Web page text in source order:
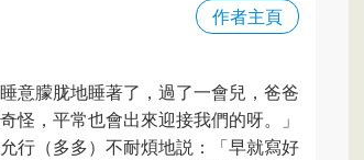
作者主頁
意朦胧地睡著了，過了一會兒，爸爸
怪，平常也會出來迎接我們的呀。」
行（多多）不耐煩地説：「早就寫好